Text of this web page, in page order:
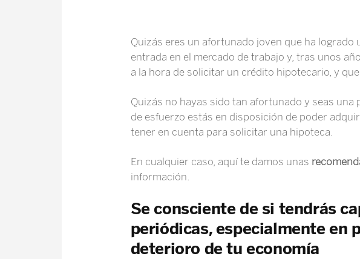
Quizás eres un afortunado joven que ha
entrada en el mercado de trabajo y, tras unos
a la hora de solicitar un crédito hipotecario, y
Quizás no hayas sido tan afortunado y seas una
de esfuerzo estás en disposición de poder
tener en cuenta para solicitar una hipoteca.
En cualquier caso, aquí te damos unas
información.
Se consciente de si tendrás
periódicas, especialmente en
deterioro de tu economía